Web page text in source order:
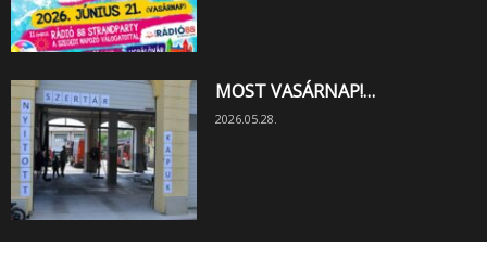
MOST VASÁRNAP!…
2026.05.28.